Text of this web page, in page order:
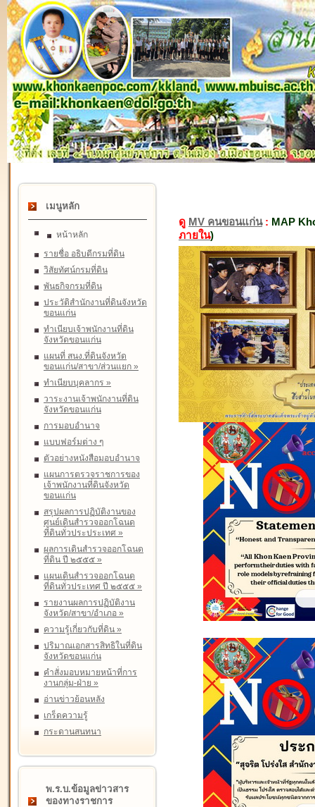
เมนูหลัก
หน้าหลัก
รายชื่อ อธิบดีกรมที่ดิน
วิสัยทัศน์กรมที่ดิน
พันธกิจกรมที่ดิน
ประวัติสำนักงานที่ดินจังหวัด
ขอนแก่น
ทำเนียบเจ้าพนักงานที่ดิน
จังหวัดขอนแก่น
แผนที่ สนง.ที่ดินจังหวัด
ขอนแก่น/สาขา/ส่วนแยก »
ทำเนียบบุคลากร »
วาระงานเจ้าพนักงานที่ดิน
จังหวัดขอนแก่น
การมอบอำนาจ
แบบฟอร์มต่าง ๆ
ตัวอย่างหนังสือมอบอำนาจ
แผนการตรวจราชการของ
เจ้าพนักงานที่ดินจังหวัด
ขอนแก่น
สรุปผลการปฏิบัติงานของ
ศูนย์เดินสำรวจออกโฉนด
ที่ดินทั่วประประเทศ »
ผลการเดินสำรวจออกโฉนด
ที่ดิน ปี ๒๕๕๕ »
แผนเดินสำรวจออกโฉนด
ที่ดินทั่วประเทศ ปี ๒๕๕๕ »
รายงานผลการปฏิบัติงาน
จังหวัด/สาขา/อำเภอ »
ความรู้เกี่ยวกับที่ดิน »
ปริมาณเอกสารสิทธิในที่ดิน
จังหวัดขอนแก่น
คำสั่งมอบหมายหน้าที่การ
งานกลุ่ม-ฝ่าย »
อ่านข่าวย้อนหลัง
เกร็ดความรู้
กระดานสนทนา
พ.ร.บ.ข้อมูลข่าวสาร
ของทางราชการ
ดู MV คนขอนแก่น: MAP
ภายใน)